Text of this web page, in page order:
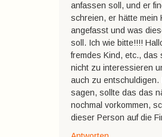
anfassen soll, und er
schreien, er hätte mein
angefasst und was
soll. Ich wie bitte!!!!
fremdes Kind, etc., das
nicht zu interessieren
auch zu entschuldigen.
sagen, sollte das das
nochmal vorkommen,
dieser Person auf die